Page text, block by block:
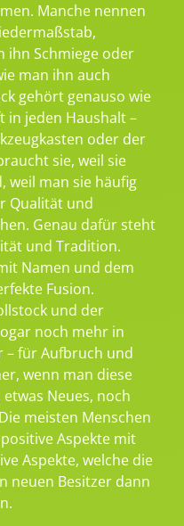
Manche nennen
ihn Schmiege oder
man ihn auch
gehört genauso wie
in jeden Haushalt –
oder der
sie, weil sie
weil man sie häufig
Qualität und
Genau dafür steht
und Tradition.
Namen und dem
Fusion.
und der
noch mehr in
für Aufbruch und
wenn man diese
Neues, noch
meisten Menschen
Aspekte mit
Aspekte, welche die
neuen Besitzer dann